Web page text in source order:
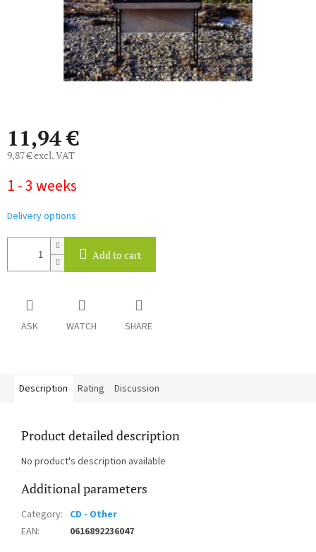
11,94 €
9,87 € excl. VAT
price:
1 - 3 weeks
Delivery options
Add to cart
ASK WATCH SHARE
Description Rating Discussion
Product detailed description
No product's description available
Additional parameters
Category: CD - Other
EAN: 0616892236047